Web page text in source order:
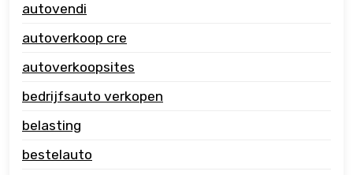
autovendi
autoverkoop cre
autoverkoopsites
bedrijfsauto verkopen
belasting
bestelauto